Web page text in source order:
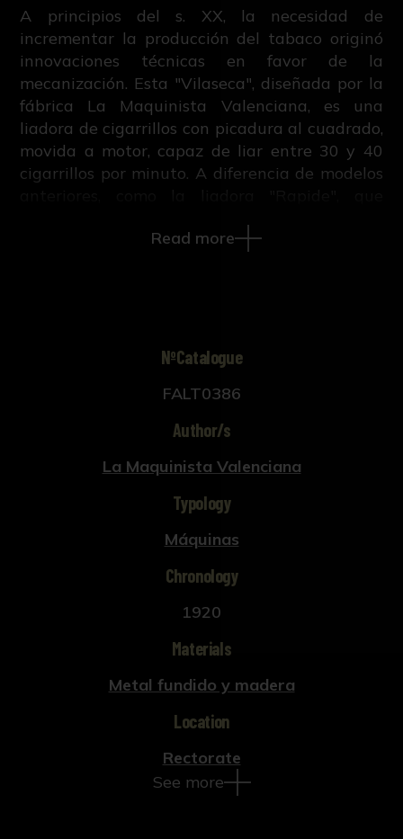
A principios del s. XX, la necesidad de
incrementar la producción del tabaco originó
innovaciones técnicas en favor de la
mecanización. Esta "Vilaseca", diseñada por la
fábrica La Maquinista Valenciana, es una
liadora de cigarrillos con picadura al cuadrado,
movida a motor, capaz de liar entre 30 y 40
cigarrillos por minuto. A diferencia de modelos
lugar de en horizontal, la "Vilaseca" optimizó el
Read more
NºCatalogue
FALT0386
Author/s
La Maquinista Valenciana
Typology
Máquinas
Chronology
1920
Materials
Metal fundido y madera
Location
Rectorate
See more